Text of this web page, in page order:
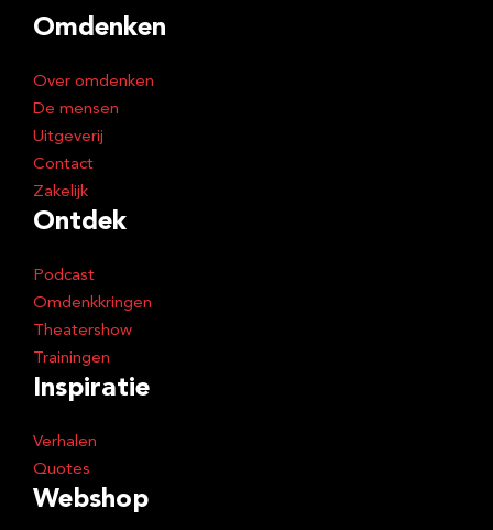
Omdenken
Over omdenken
De mensen
Uitgeverij
Contact
Zakelijk
Ontdek
Podcast
Omdenkkringen
Theatershow
Trainingen
Inspiratie
Verhalen
Quotes
Webshop